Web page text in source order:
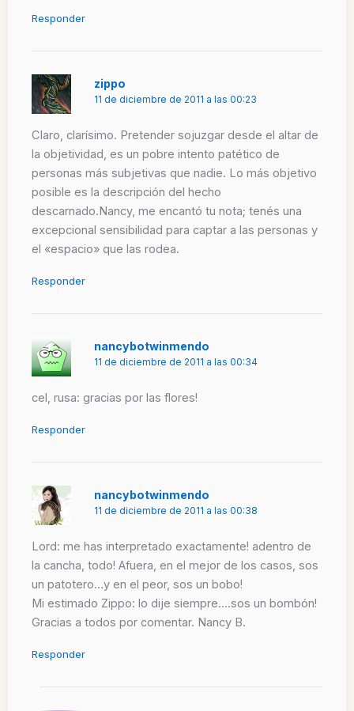
Responder
zippo
11 de diciembre de 2011 a las 00:23
Claro, clarísimo. Pretender sojuzgar desde el altar de
la objetividad, es un pobre intento patético de
personas más subjetivas que nadie. Lo más objetivo
posible es la descripción del hecho
descarnado.Nancy, me encantó tu nota; tenés una
excepcional sensibilidad para captar a las personas y
el «espacio» que las rodea.
Responder
nancybotwinmendo
11 de diciembre de 2011 a las 00:34
cel, rusa: gracias por las flores!
Responder
nancybotwinmendo
11 de diciembre de 2011 a las 00:38
Lord: me has interpretado exactamente! adentro de
la cancha, todo! Afuera, en el mejor de los casos, sos
un patotero…y en el peor, sos un bobo!
Mi estimado Zippo: lo dije siempre….sos un bombón!
Gracias a todos por comentar. Nancy B.
Responder